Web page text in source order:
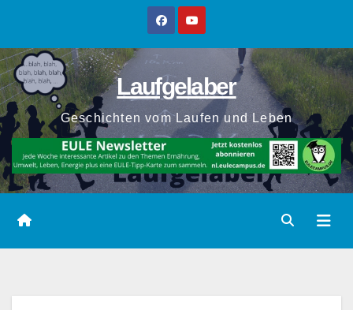
springen
Laufgelaber
Geschichten vom Laufen und Leben